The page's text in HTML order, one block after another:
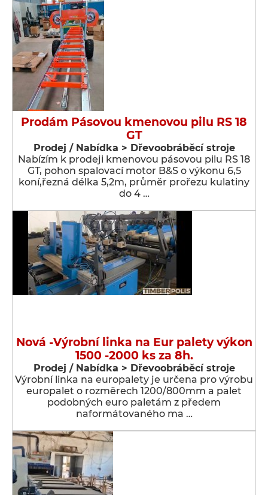
Prodám Pásovou kmenovou pilu RS 18
GT
Prodej / Nabídka > Dřevoobráběcí stroje
Nabízím k prodeji kmenovou pásovou pilu RS 18
GT, pohon spalovací motor B&S o výkonu 6,5
koní,řezná délka 5,2m, průměr prořezu kulatiny
do 4 …
Nová -Výrobní linka na Eur palety výkon
1500 -2000 ks za 8h.
Prodej / Nabídka > Dřevoobráběcí stroje
Výrobní linka na europalety je určena pro výrobu
europalet o rozměrech 1200/800mm a palet
podobných euro paletám z předem
naformátovaného ma …